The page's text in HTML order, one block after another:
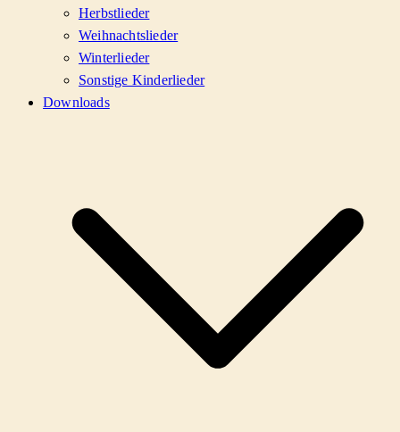
Herbstlieder
Weihnachtslieder
Winterlieder
Sonstige Kinderlieder
Downloads